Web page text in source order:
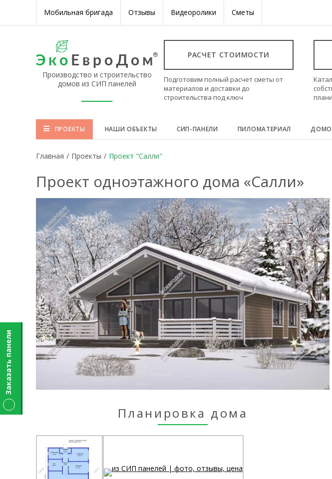
Мобильная бригада Отзывы Видеоролики Сметы
Производство и строительство
домов из СИП панелей
РАСЧЕТ СТОИМОСТИ
Подготовим полный расчет сметы от
материалов и доставки до
строительства под ключ
ПРОЕКТЫ НАШИ ОБЪЕКТЫ СИП-ПАНЕЛИ ПИЛОМАТЕРИАЛ
Главная / Проекты / Проект "Салли"
Проект одноэтажного дома «Салли»
Планировка дома
Заказать панели